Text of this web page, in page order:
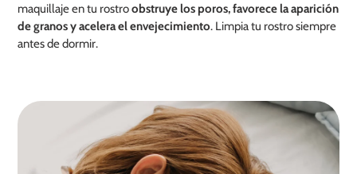
maquillaje en tu rostroobstruye los poros, favorece la aparición
de granos y acelera el envejecimiento. Limpia tu rostro siempre
antes de dormir.